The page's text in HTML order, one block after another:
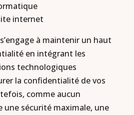
internet
à maintenir un haut
en intégrant les
technologiques
la confidentialité de vos
comme aucun
une sécurité maximale, une